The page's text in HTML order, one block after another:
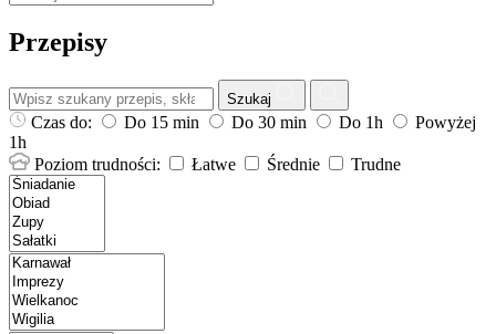
Przepisy
Szukaj
Czas do: Do 15 min Do 30 min Do 1h
Powyżej
1h
Poziom trudności:
Łatwe Średnie Trudne